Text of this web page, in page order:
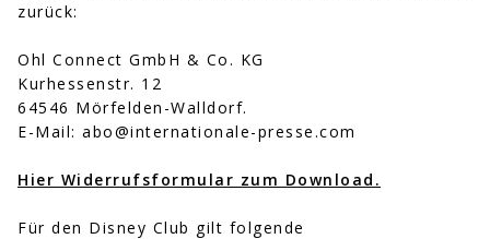
zurück:
Ohl Connect GmbH & Co. KG
Kurhessenstr. 12
64546 Mörfelden-Walldorf.
E-Mail: abo@internationale-presse.com
Hier Widerrufsformular zum Download.
Für den Disney Club gilt folgende